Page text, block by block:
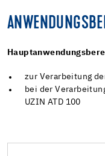
zur Verarbeitung
bei der
UZIN ATD 100